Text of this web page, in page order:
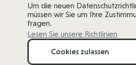
Um die neuen
müssen wir Sie um Ihre
fragen.
Lesen Sie unsere Richtlinien
Cookies zulassen
Menge